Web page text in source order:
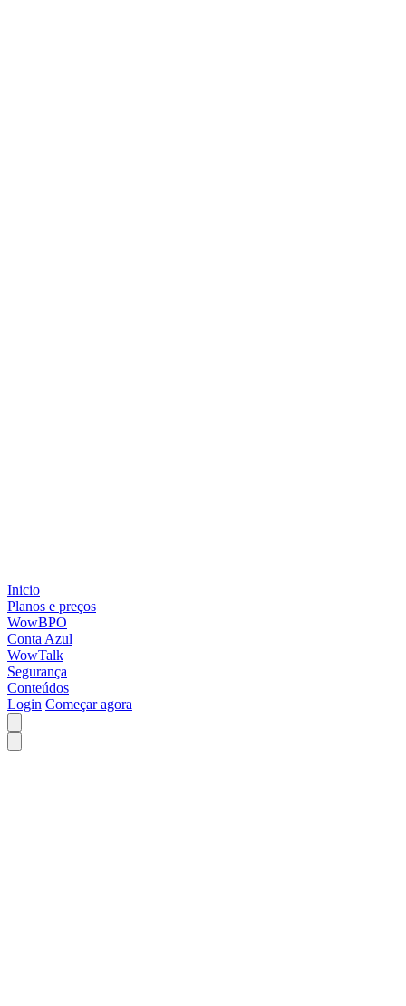
Inicio
Planos e preços
WowBPO
Conta Azul
WowTalk
Segurança
Conteúdos
Login Começar agora